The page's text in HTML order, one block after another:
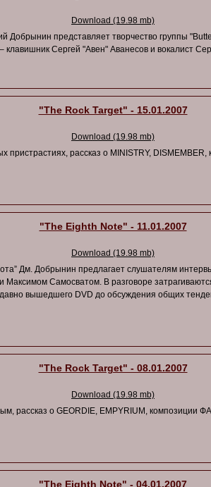
Download (19.98 mb)
Добрынин представляет творчество группы
клавишник Сергей "Авен" Аванесов и вокалист
"The Rock Target" - 15.01.2007
Download (19.98 mb)
пристрастиях, рассказ о MINISTRY,
"The Eighth Note" - 11.01.2007
Download (19.98 mb)
Дм. Добрынин предлагает слушателям
Самосватом. В разговоре
вышедшего DVD до обсуждения общих
"The Rock Target" - 08.01.2007
Download (19.98 mb)
рассказ о GEORDIE, EMPYRIUM,
"The Eighth Note" - 04.01.2007